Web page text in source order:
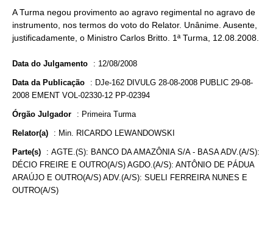
A Turma negou provimento ao agravo regimental no agravo de
instrumento, nos termos do voto do Relator. Unânime. Ausente,
justificadamente, o Ministro Carlos Britto. 1ª Turma, 12.08.2008.
Data do Julgamento : 12/08/2008
Data da Publicação : DJe-162 DIVULG 28-08-2008 PUBLIC 29-08-
2008 EMENT VOL-02330-12 PP-02394
Órgão Julgador : Primeira Turma
Relator(a) : Min. RICARDO LEWANDOWSKI
Parte(s) : AGTE.(S): BANCO DA AMAZÔNIA S/A - BASA ADV.(A/S):
DÉCIO FREIRE E OUTRO(A/S) AGDO.(A/S): ANTÔNIO DE PÁDUA
ARAÚJO E OUTRO(A/S) ADV.(A/S): SUELI FERREIRA NUNES E
OUTRO(A/S)